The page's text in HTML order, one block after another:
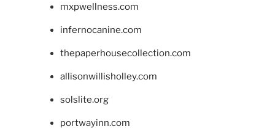
mxpwellness.com
infernocanine.com
thepaperhousecollection.com
allisonwillisholley.com
solslite.org
portwayinn.com